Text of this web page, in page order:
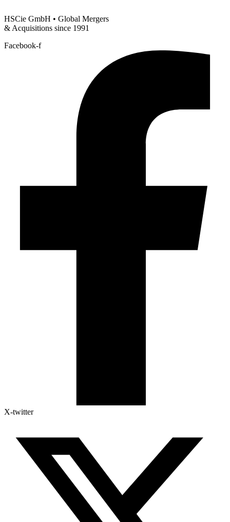
HSCie GmbH • Global Mergers
& Acquisitions since 1991
Facebook-f
X-twitter